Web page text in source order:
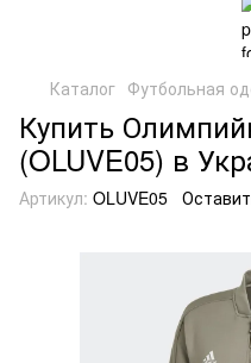
Каталог Футбольная
Купить
(OLUVE05) в
Артикул: OLUVE05